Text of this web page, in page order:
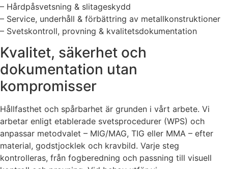
– Hårdpåsvetsning & slitageskydd
– Service, underhåll & förbättring av metallkonstruktioner
– Svetskontroll, provning & kvalitetsdokumentation
Kvalitet, säkerhet och
dokumentation utan
kompromisser
Hållfasthet och spårbarhet är grunden i vårt arbete. Vi
arbetar enligt etablerade svetsprocedurer (WPS) och
anpassar metodvalet – MIG/MAG, TIG eller MMA – efter
material, godstjocklek och kravbild. Varje steg
kontrolleras, från fogberedning och passning till visuell